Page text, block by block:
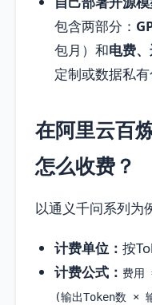
包含两部分：
包月）和电费
定制或数据私有
在阿里云百
怎么收费？
以通义千问系列为
计费单位： 按
计费公式： 费用
(输出Token数 ×